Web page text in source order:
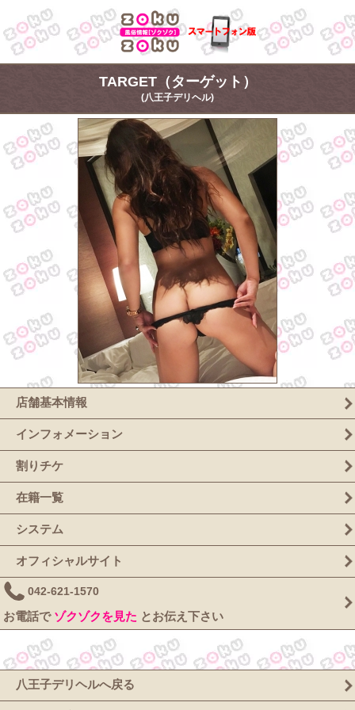
TARGET（ターゲット）
(八王子デリヘル)
店舗基本情報
インフォメーション
割りチケ
在籍一覧
システム
オフィシャルサイト
042-621-1570
お電話で ゾクゾクを見た とお伝え下さい
八王子デリヘルへ戻る